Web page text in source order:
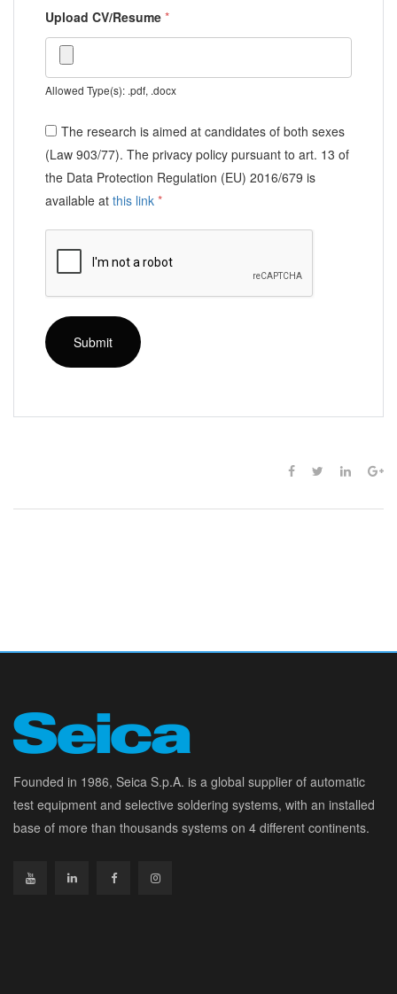
Upload CV/Resume *
Allowed Type(s): .pdf, .docx
The research is aimed at candidates of both sexes
(Law 903/77). The privacy policy pursuant to art. 13 of
the Data Protection Regulation (EU) 2016/679 is
available at this link *
Founded in 1986, Seica S.p.A. is a global supplier of automatic
test equipment and selective soldering systems, with an installed
base of more than thousands systems on 4 different continents.